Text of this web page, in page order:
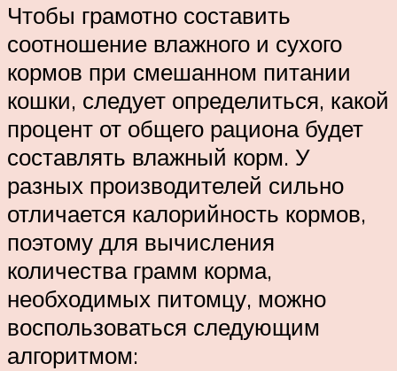
Чтобы грамотно составить
соотношение влажного и сухого
кормов при смешанном питании
кошки, следует определиться, какой
процент от общего рациона будет
составлять влажный корм. У
разных производителей сильно
отличается калорийность кормов,
поэтому для вычисления
количества грамм корма,
необходимых питомцу, можно
воспользоваться следующим
алгоритмом: